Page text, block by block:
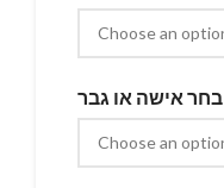
בחר אישה או גבר